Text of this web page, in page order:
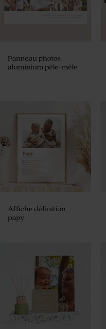
Panneau photos
aluminium pêle-mêle
Affiche définition
papy